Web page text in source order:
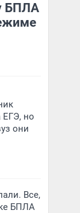
БПЛА
ЕГЭ, но
они
Все,
БПЛА